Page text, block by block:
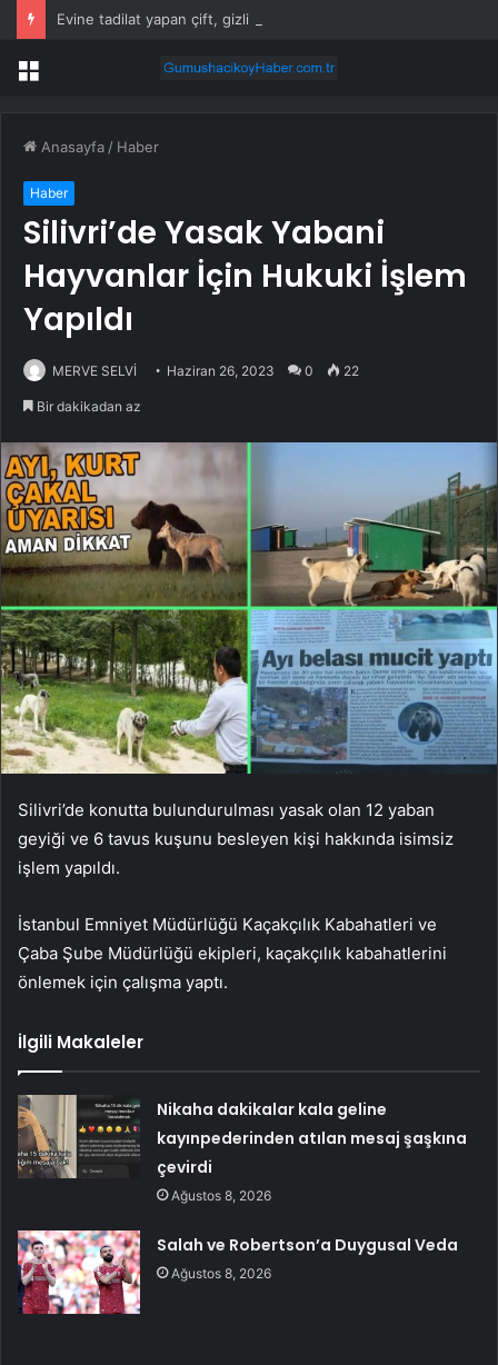
Menü
Anasayfa / Haber
Haber
Silivri’de Yasak Yabani
Hayvanlar İçin Hukuki İşlem
Yapıldı
MERVE SELVİ Haziran 26, 2023 0 22
Bir dakikadan az
Silivri’de konutta bulundurulması yasak olan 12 yaban
geyiği ve 6 tavus kuşunu besleyen kişi hakkında isimsiz
işlem yapıldı.
İstanbul Emniyet Müdürlüğü Kaçakçılık Kabahatleri ve
Çaba Şube Müdürlüğü ekipleri, kaçakçılık kabahatlerini
önlemek için çalışma yaptı.
İlgili Makaleler
Nikaha dakikalar kala geline
kayınpederinden atılan mesaj şaşkına
çevirdi
Ağustos 8, 2026
Salah ve Robertson’a Duygusal Veda
Ağustos 8, 2026